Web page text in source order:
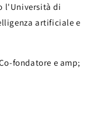
l'Università di
artificiale e
fondatore e amp;